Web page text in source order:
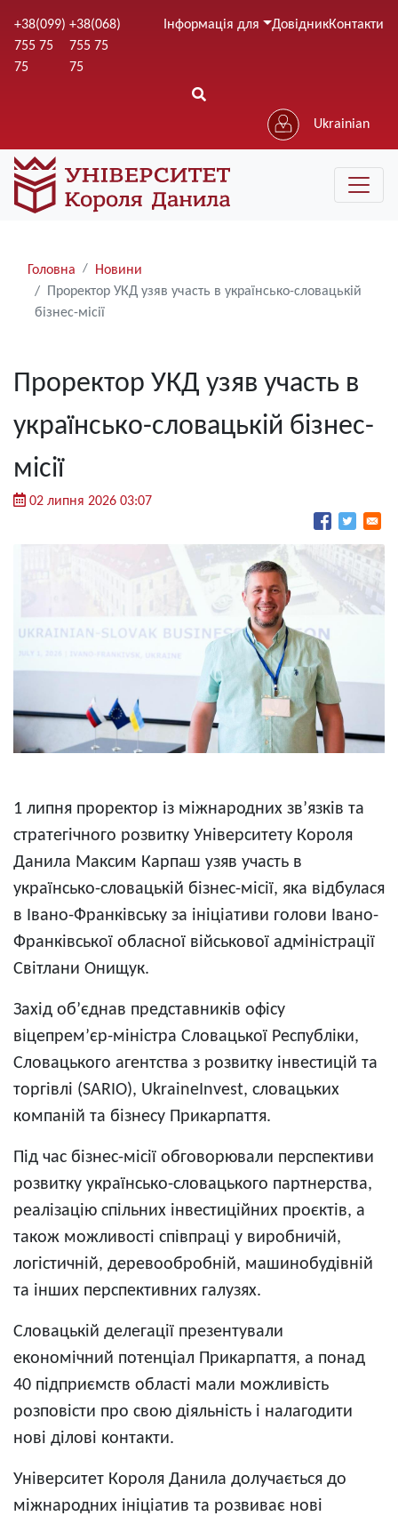
до
+38(099)
755 75
75
+38(068)
755 75
75
Інформація для ДовідникКонтакти
Ukrainian
Рядки
навіґації
Головна
Новини
Проректор УКД узяв участь в українсько-словацькій
бізнес-місії
Проректор УКД узяв участь в
українсько-словацькій бізнес-
місії
02 липня 2026 03:07
1 липня проректор із міжнародних зв’язків та
стратегічного розвитку Університету Короля
Данила Максим Карпаш узяв участь в
українсько-словацькій бізнес-місії, яка відбулася
в Івано-Франківську за ініціативи голови Івано-
Франківської обласної військової адміністрації
Світлани Онищук.
Захід об’єднав представників офісу
віцепрем’єр-міністра Словацької Республіки,
Словацького агентства з розвитку інвестицій та
торгівлі (SARIO), UkraineInvest, словацьких
компаній та бізнесу Прикарпаття.
Під час бізнес-місії обговорювали перспективи
розвитку українсько-словацького партнерства,
реалізацію спільних інвестиційних проєктів, а
також можливості співпраці у виробничій,
логістичній, деревообробній, машинобудівній
та інших перспективних галузях.
Словацькій делегації презентували
економічний потенціал Прикарпаття, а понад
40 підприємств області мали можливість
розповісти про свою діяльність і налагодити
нові ділові контакти.
Університет Короля Данила долучається до
міжнародних ініціатив та розвиває нові